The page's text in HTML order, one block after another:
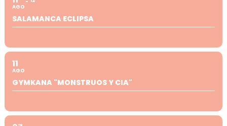
AGO
SALAMANCA ECLIPSA
11
AGO
GYMKANA "MONSTRUOS Y CIA"